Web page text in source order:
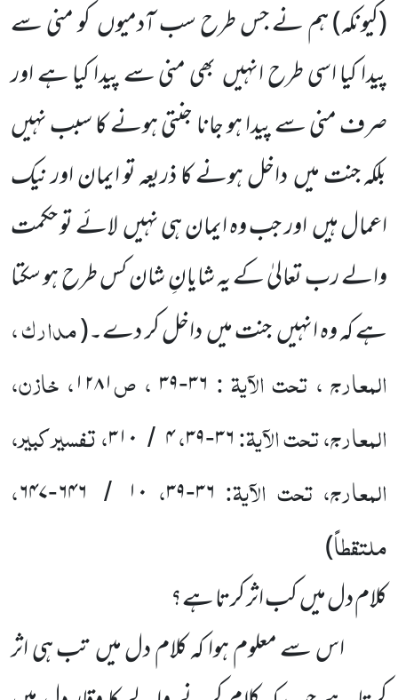
(کیونکہ)ہم نے جس طرح سب آدمیوں کو منی سے
پیدا کیا اسی طرح انہیں بھی منی سے پیدا کیا ہے اور
صرف منی سے پیدا ہو جانا جنتی ہونے کا سبب نہیں
بلکہ جنت میں داخل ہونے کا ذریعہ تو ایمان اور نیک
اعمال ہیں اور جب وہ ایمان ہی نہیں لائے تو حکمت
والے رب تعالیٰ کے یہ شایانِ شان کس طرح ہو سکتا
ہے کہ وہ انہیں جنت میں داخل کر دے۔(مدارک ،
المعارج ، تحت الآیۃ : ۳۶-۳۹ ، ص۱۲۸۱، خازن،
المعارج، تحت الآیۃ:۳۶-۳۹،۴ / ۳۱۰، تفسیر کبیر،
المعارج، تحت الآیۃ: ۳۶-۳۹، ۱۰ / ۶۴۶-۶۴۷،
ملتقطاً)
کلام دل میں کب اثر کرتا ہے؟
اس سے معلوم ہوا کہ کلام دل میں تب ہی اثر